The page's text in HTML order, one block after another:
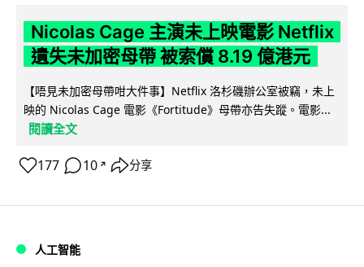
Nicolas Cage 主演未上映電影 Netflix
遺失未加密母帶 被索償 8.19 億港元
【唔見未加密母帶咁大件事】Netflix 洛杉磯辦公室被竊，未上
映的 Nicolas Cage 電影《Fortitude》母帶亦告失蹤。電影...
閱讀全文
177 10 ↗ 分享
人工智能